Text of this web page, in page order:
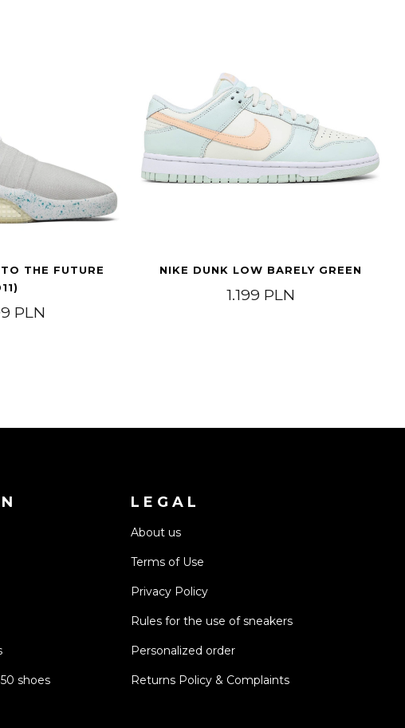
1.899 PLN
THE FUTURE
PLN
NIKE DUNK LOW BARELY GREEN
1.199 PLN
shoes
LEGAL
About us
Terms of Use
Privacy Policy
Rules for the use of sneakers
Personalized order
Returns Policy & Complaints